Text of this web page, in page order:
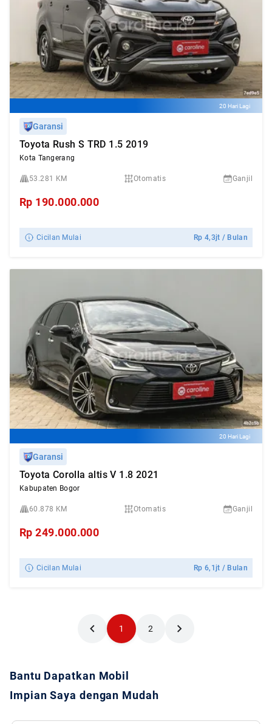
20 Hari Lagi
Garansi
Toyota Rush S TRD 1.5 2019
Kota Tangerang
53.281 KM Otomatis Ganjil
Rp 190.000.000
Cicilan Mulai Rp4,3jt / Bulan
20 Hari Lagi
Garansi
Toyota Corolla altis V 1.8 2021
Kabupaten Bogor
60.878 KM Otomatis Ganjil
Rp249.000.000
Cicilan Mulai Rp6,1jt / Bulan
1 2
Bantu Dapatkan Mobil
Impian Saya dengan Mudah